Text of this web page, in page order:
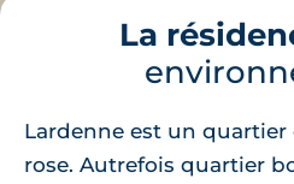
La
Lardenne est un quartier
rose. Autrefois quartier